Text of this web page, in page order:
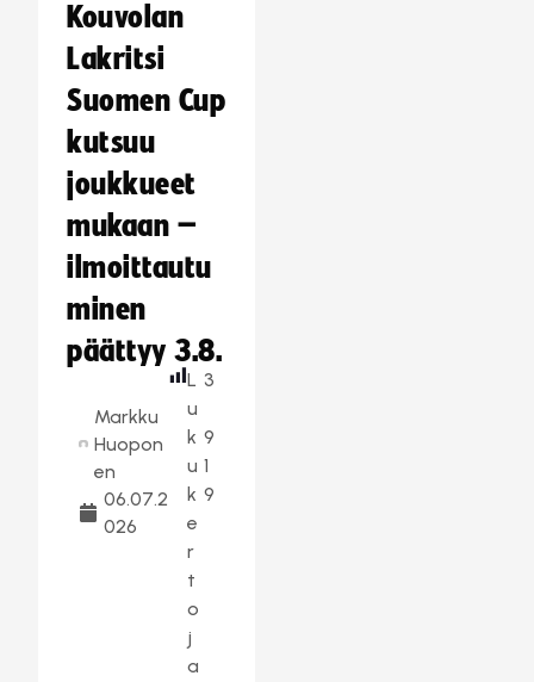
Kouvolan
Lakritsi
Suomen Cup
kutsuu
joukkueet
mukaan –
ilmoittautu
minen
päättyy 3.8.
Markku
Huopon
en
06.07.2
026
L
u
k
u
k
e
r
t
o
j
a
3
9
1
9